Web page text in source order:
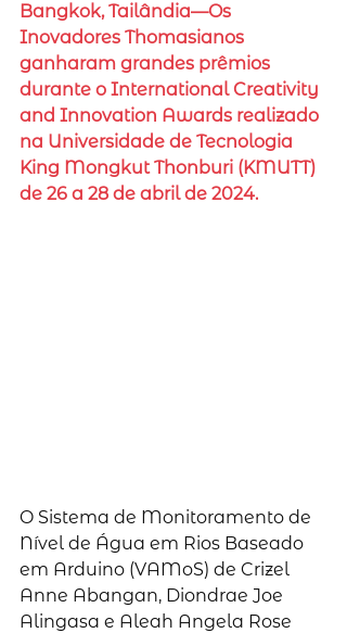
Bangkok, Tailândia—Os
Inovadores Thomasianos
ganharam grandes prêmios
durante o International Creativity
and Innovation Awards realizado
na Universidade de Tecnologia
King Mongkut Thonburi (KMUTT)
de 26 a 28 de abril de 2024.
O Sistema de Monitoramento de
Nível de Água em Rios Baseado
em Arduino (VAMoS) de Crizel
Anne Abangan, Diondrae Joe
Alingasa e Aleah Angela Rose